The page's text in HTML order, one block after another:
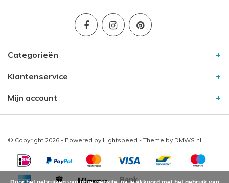
Categorieën
Klantenservice
Mijn account
© Copyright 2026 - Powered by Lightspeed - Theme by DMWS.nl